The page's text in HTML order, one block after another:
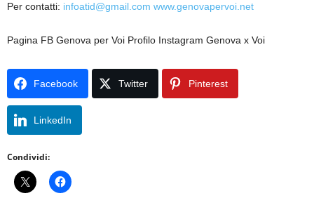
Per contatti: infoatid@gmail.com www.genovapervoi.net
Pagina FB Genova per Voi Profilo Instagram Genova x Voi
Facebook Twitter Pinterest
LinkedIn
Condividi: